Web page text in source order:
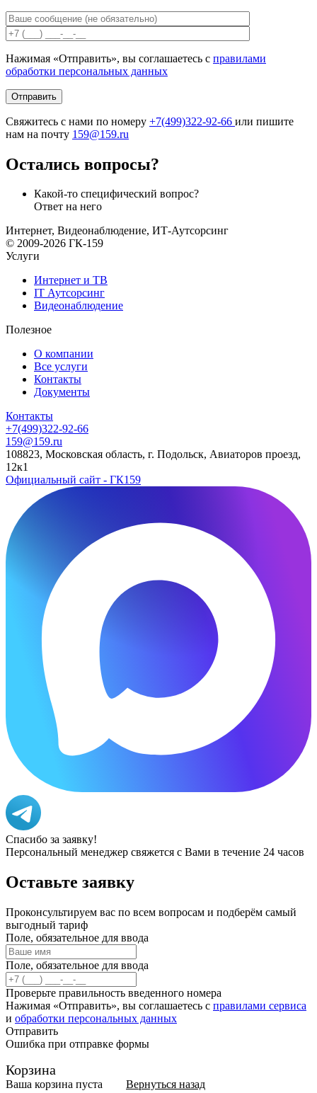
Нажимая «Отправить», вы соглашаетесь с правилами
обработки персональных данных
Свяжитесь с нами по номеру +7(499)322-92-66 или пишите
нам на почту 159@159.ru
Остались вопросы?
Какой-то специфический вопрос?
Ответ на него
Интернет, Видеонаблюдение, ИТ-Аутсорсинг
© 2009-2026 ГК-159
Услуги
Интернет и ТВ
IT Аутсорсинг
Видеонаблюдение
Полезное
О компании
Все услуги
Контакты
Документы
Контакты
+7(499)322-92-66
159@159.ru
108823, Московская область, г. Подольск, Авиаторов проезд,
12к1
Официальный сайт - ГК159
Спасибо за заявку!
Персональный менеджер свяжется с Вами в течение 24 часов
Оставьте заявку
Проконсультируем вас по всем вопросам и подберём самый
выгодный тариф
Поле, обязательное для ввода
Поле, обязательное для ввода
Проверьте правильность введенного номера
Нажимая «Отправить», вы соглашаетесь с правилами сервиса
и обработки персональных данных
Отправить
Ошибка при отправке формы
Корзина
Ваша корзина пуста Вернуться назад